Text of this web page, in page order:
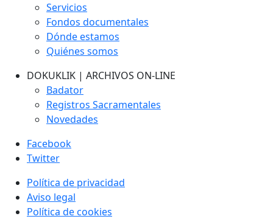
Servicios
Fondos documentales
Dónde estamos
Quiénes somos
DOKUKLIK | ARCHIVOS ON-LINE
Badator
Registros Sacramentales
Novedades
Facebook
Twitter
Política de privacidad
Aviso legal
Política de cookies